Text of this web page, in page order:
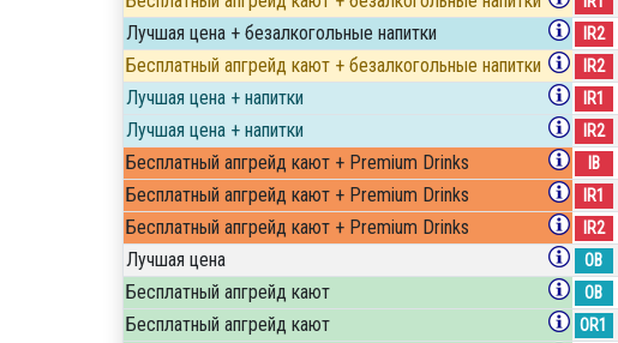
Лучшая цена + безалкогольные напитки IR2
Бесплатный апгрейд кают + безалкогольные напитки IR2
Лучшая цена + напитки IR1
Лучшая цена + напитки IR2
Бесплатный апгрейд кают + Premium Drinks IB
Бесплатный апгрейд кают + Premium Drinks IR1
Бесплатный апгрейд кают + Premium Drinks IR2
Лучшая цена OB
Бесплатный апгрейд кают OB
Бесплатный апгрейд кают OR1